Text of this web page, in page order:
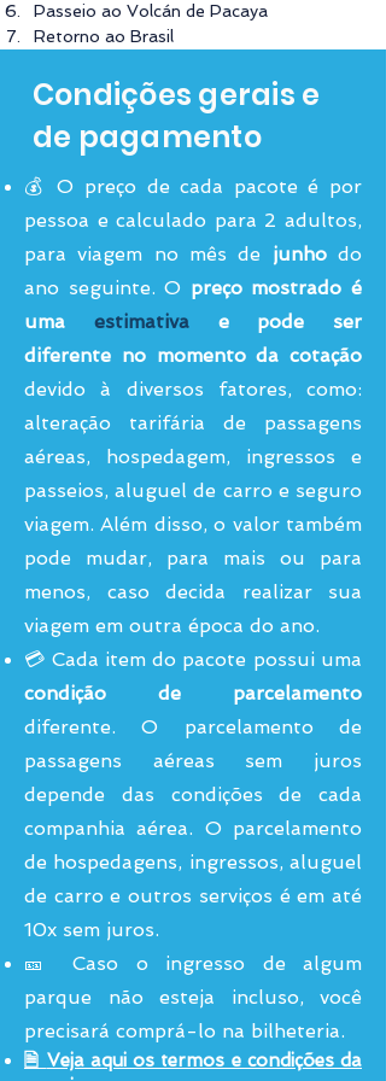
Passeio ao Volcán de Pacaya
Retorno ao Brasil
Condições gerais e
de pagamento
💰 O preço de cada pacote é por
pessoa e calculado para 2 adultos,
para viagem no mês de junhodo
ano seguinte. O preço mostrado é
uma estimativa e pode ser
diferente no momento da cotação
devido à diversos fatores, como:
alteração tarifária de passagens
aéreas, hospedagem, ingressos e
passeios, aluguel de carro e seguro
viagem. Além disso, o valor também
pode mudar, para mais ou para
menos, caso decida realizar sua
viagem em outra época do ano.
💳 Cada item do pacote possui uma
condição de parcelamento
diferente. O parcelamento de
passagens aéreas sem juros
depende das condições de cada
companhia aérea. O parcelamento
de hospedagens, ingressos, aluguel
de carro e outros serviços é em até
10x sem juros.
🎫 Caso o ingresso de algum
parque não esteja incluso, você
precisará comprá-lo na bilheteria.
🗎 Veja aqui os termos e condições da